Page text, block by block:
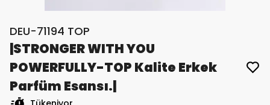
DEU-71194 TOP
|STRONGER WITH YOU
POWERFULLY-TOP Kalite Erkek
Parfüm Esansı.|